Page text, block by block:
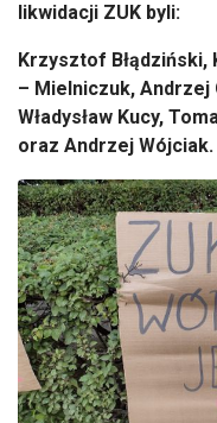
likwidacji ZUK byli:
Krzysztof Błądziński,
– Mielniczuk,
Władysław Kucy,
oraz Andrzej Wójciak.